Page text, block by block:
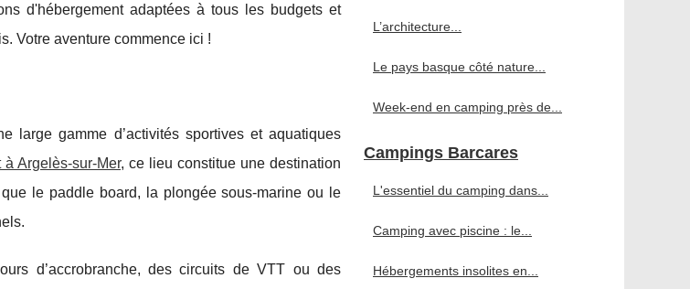
d'hébergement adaptées à tous les budgets et
Votre aventure commence ici !
large gamme d’activités sportives et aquatiques
Argelès-sur-Mer, ce lieu constitue une destination
le paddle board, la plongée sous-marine ou le
d’accrobranche, des circuits de VTT ou des
L’architecture...
Le pays basque côté nature...
Week-end en camping près de...
Campings Barcares
L'essentiel du camping dans...
Camping avec piscine : le...
Hébergements insolites en...